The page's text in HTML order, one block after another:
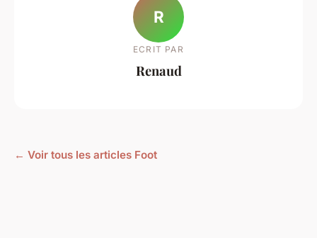
R
ECRIT PAR
Renaud
← Voir tous les articles Foot